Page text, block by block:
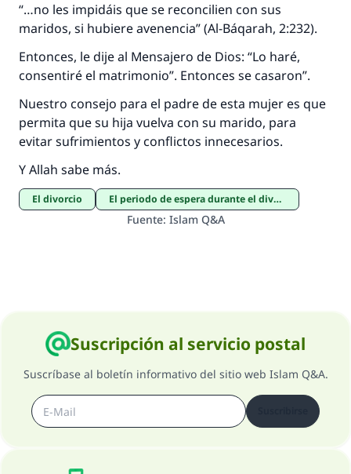
“…no les impidáis que se reconcilien con sus
maridos, si hubiere avenencia” (Al-Báqarah, 2:232).
Entonces, le dije al Mensajero de Dios: “Lo haré,
consentiré el matrimonio”. Entonces se casaron”.
Nuestro consejo para el padre de esta mujer es que
permita que su hija vuelva con su marido, para
evitar sufrimientos y conflictos innecesarios.
Y Allah sabe más.
El divorcio El periodo de espera durante el divorcio
Fuente: Islam Q&A
Suscripción al servicio postal
Suscríbase al boletín informativo del sitio web Islam Q&A.